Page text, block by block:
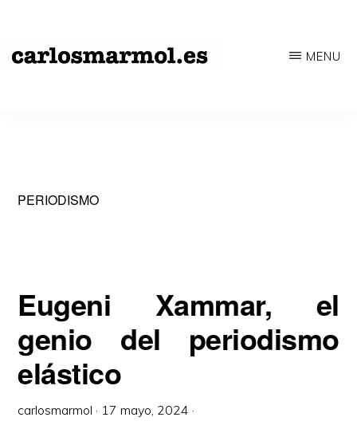
contenido
'underground'
garde'
MENU
PERIODISMO
Eugeni Xammar, el
genio del periodismo
elástico
carlosmarmol · 17 mayo, 2024 ·